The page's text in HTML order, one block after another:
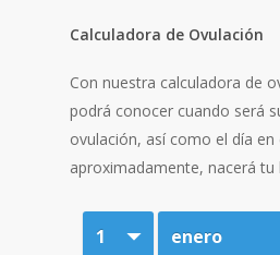
Calculadora de Ovulación
Con nuestra calculadora de
podrá conocer cuando será
ovulación, así como el día en
aproximadamente, nacerá tu